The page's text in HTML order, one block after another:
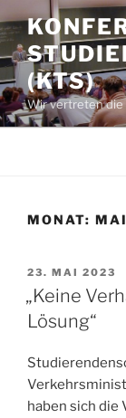
Inhalt
springen
(KTS)
Wir vertreten die
MONAT:
AM
23. MAI 2023
„Keine
Lösung“
haben sich